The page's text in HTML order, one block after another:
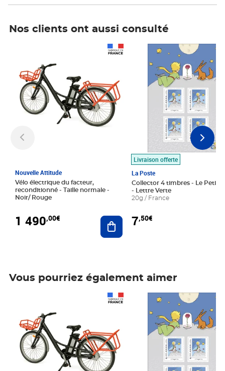
Nos clients ont aussi consulté
Nouvelle Attitude
Vélo électrique du facteur,
reconditionné - Taille normale -
Noir/ Rouge
1 490,00€ Ajouter au panier
Livraison offerte
La Poste
Collector 4 timbres - Le Petit
- Lettre Verte
20g / France
7,50€
Prix 7,50€
Vous pourriez également aimer
Prix 7,50€